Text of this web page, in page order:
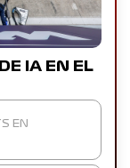
IA EN EL
EN